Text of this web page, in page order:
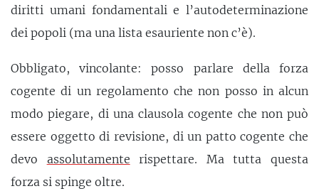
diritti umani fondamentali e l’autodeterminazione
dei popoli (ma una lista esauriente non c’è).
Obbligato, vincolante: posso parlare della forza
cogente di un regolamento che non posso in alcun
modo piegare, di una clausola cogente che non può
essere oggetto di revisione, di un patto cogente che
devo assolutamente rispettare. Ma tutta questa
forza si spinge oltre.